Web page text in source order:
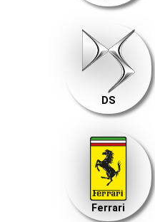
DS
Ferrari